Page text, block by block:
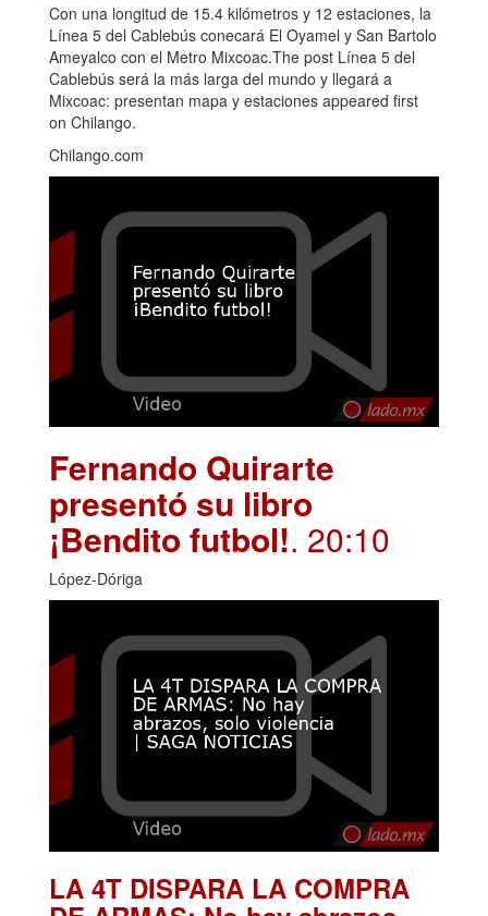
Con una longitud de 15.4 kilómetros y 12 estaciones, la
Línea 5 del Cablebús conecará El Oyamel y San Bartolo
Ameyalco con el Metro Mixcoac.The post Línea 5 del
Cablebús será la más larga del mundo y llegará a
Mixcoac: presentan mapa y estaciones appeared first
on Chilango.
Chilango.com
Fernando Quirarte
presentó su libro
¡Bendito futbol!. 20:10
López-Dóriga
LA 4T DISPARA LA COMPRA